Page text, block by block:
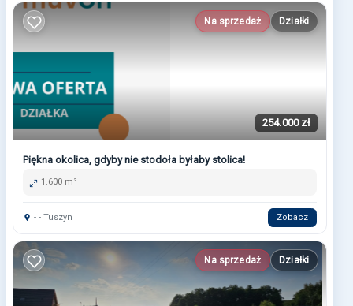
Na sprzedaż Działki
254.000 zł
Piękna okolica, gdyby nie stodoła byłaby stolica!
1.600 m²
- - Tuszyn Zobacz
Na sprzedaż Działki